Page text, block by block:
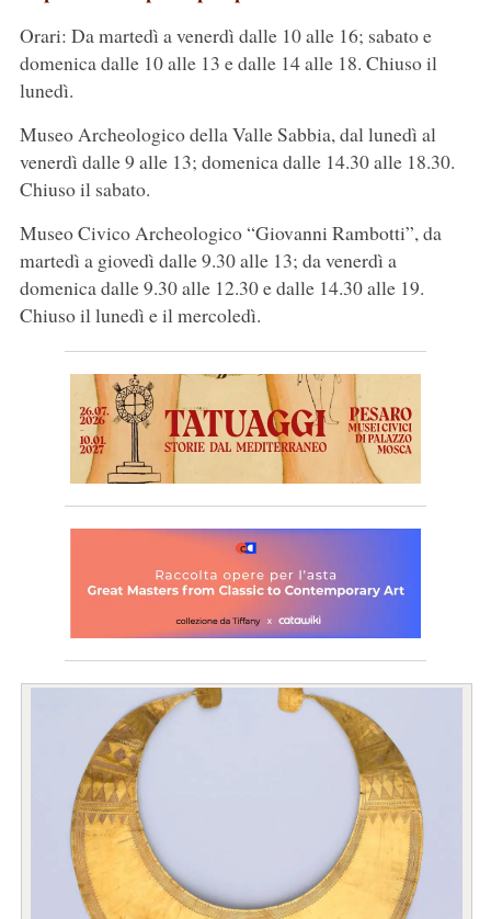
Orari: Da martedì a venerdì dalle 10 alle 16; sabato e
domenica dalle 10 alle 13 e dalle 14 alle 18. Chiuso il
lunedì.
Museo Archeologico della Valle Sabbia, dal lunedì al
venerdì dalle 9 alle 13; domenica dalle 14.30 alle 18.30.
Chiuso il sabato.
Museo Civico Archeologico “Giovanni Rambotti”, da
martedì a giovedì dalle 9.30 alle 13; da venerdì a
domenica dalle 9.30 alle 12.30 e dalle 14.30 alle 19.
Chiuso il lunedì e il mercoledì.